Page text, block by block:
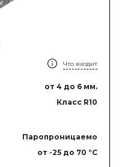
Что входит
от 4 до 6 мм.
Класс R10
Паропроницаемо
от -25 до 70 °C